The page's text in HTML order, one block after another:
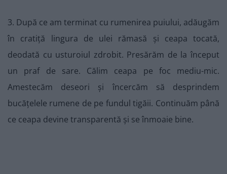
3. După ce am terminat cu rumenirea puiului, adăugăm
în cratiță lingura de ulei rămasă și ceapa tocată,
deodată cu usturoiul zdrobit. Presărăm de la început
un praf de sare. Călim ceapa pe foc mediu-mic.
Amestecăm deseori și încercăm să desprindem
bucățelele rumene de pe fundul tigăii. Continuăm până
ce ceapa devine transparentă și se înmoaie bine.